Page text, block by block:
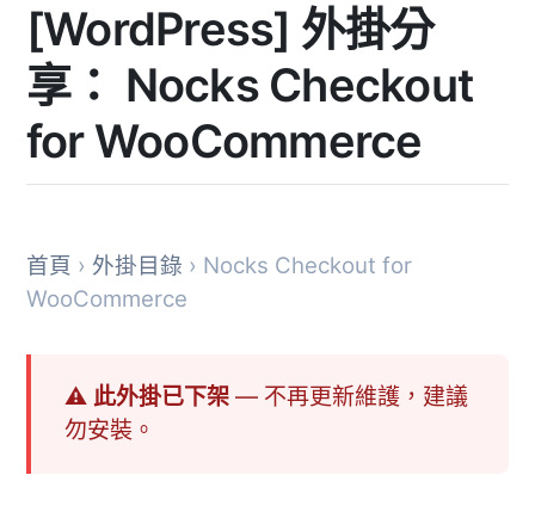
[WordPress] 外掛分
享： Nocks Checkout
for WooCommerce
首頁 › 外掛目錄 › Nocks Checkout for
WooCommerce
⚠ 此外掛已下架— 不再更新維護，建議
勿安裝。